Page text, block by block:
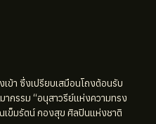
ข้า ซึ่งเปรียบเสมือนโถงต้อนรับ
กรรม “อนุสาวรีย์แห่งความทรง
เข็มรัตน์ กองสุข ศิลปินแห่งชาติ